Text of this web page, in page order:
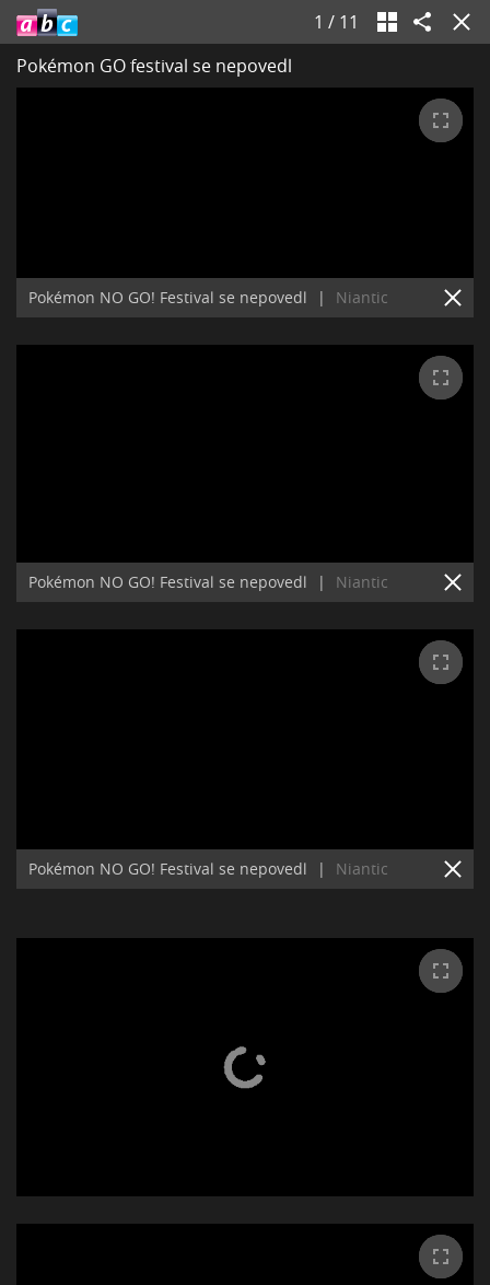
1 / 11
Pokémon GO festival se nepovedl
Pokémon NO GO! Festival se nepovedl | Niantic
Pokémon NO GO! Festival se nepovedl | Niantic
Pokémon NO GO! Festival se nepovedl | Niantic